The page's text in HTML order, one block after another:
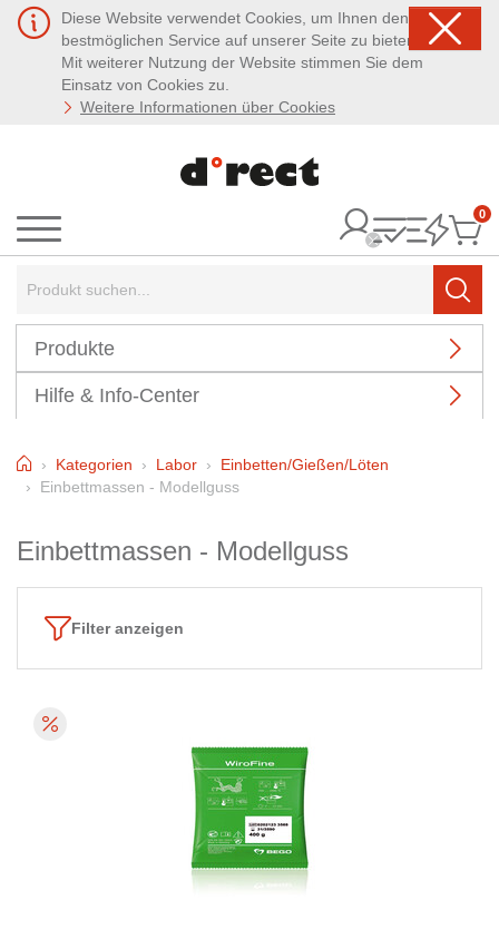
Diese Website verwendet Cookies, um Ihnen den
bestmöglichen Service auf unserer Seite zu bieten.
Mit weiterer Nutzung der Website stimmen Sie dem
Einsatz von Cookies zu.
Weitere Informationen über Cookies
Menü
0
Produkte
Hilfe & Info-Center
HomeKategorien Labor
Einbetten/Gießen/Löten
Einbettmassen - Modellguss
Einbettmassen - Modellguss
Filter anzeigen